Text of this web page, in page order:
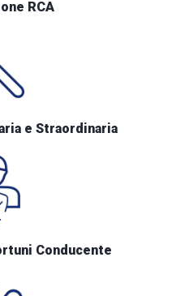
RCA
e Straordinaria
Conducente